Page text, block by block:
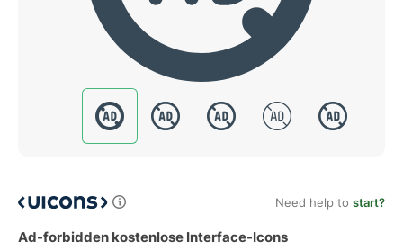
Need help to start?
Ad-forbidden kostenlose Interface-Icons